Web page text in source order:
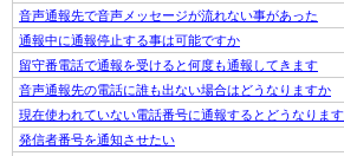
音声通報先で音声メッセージが流れない事があった
通報中に通報停止する事は可能ですか
留守番電話で通報を受けると何度も通報してきます
音声通報先の電話に誰も出ない場合はどうなりますか
現在使われていない電話番号に通報するとどうなりま
発信者番号を通知させたい